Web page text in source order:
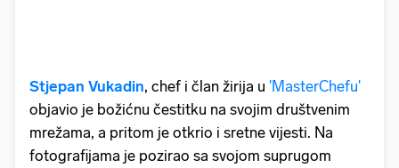
Stjepan Vukadin, chef i član žirija u 'MasterChefu'
objavio je božićnu čestitku na svojim društvenim
mrežama, a pritom je otkrio i sretne vijesti. Na
fotografijama je pozirao sa svojom suprugom